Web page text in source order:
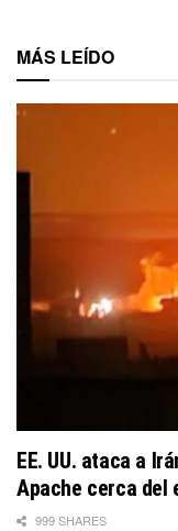
MÁS LEÍDO
EE. UU. ataca a
Apache cerca del
999 SHARES